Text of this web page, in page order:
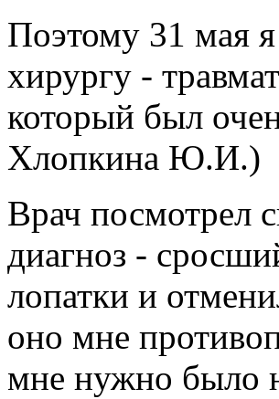
Поэтому 31 мая
хирургу -
который был
Хлопкина Ю.И.)
Врач посмотрел
диагноз -
лопатки и
оно мне
мне нужно было